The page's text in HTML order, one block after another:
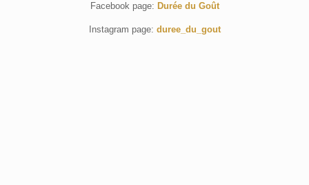
Facebook page: Durée du Goût
Instagram page: duree_du_gout